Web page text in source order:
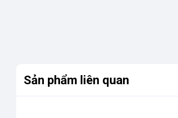
Sản phẩm liên quan